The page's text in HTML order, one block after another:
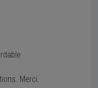
Merci.